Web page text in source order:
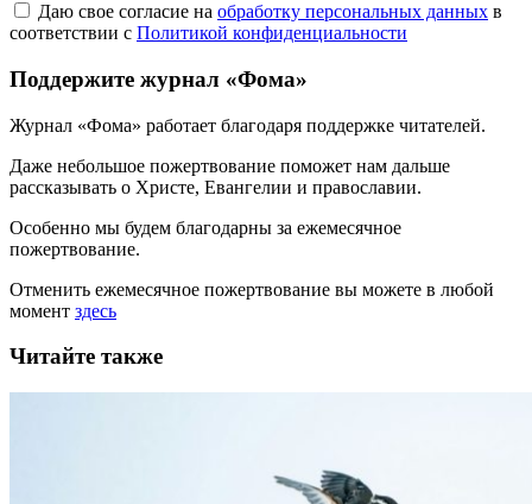
Даю свое согласие на обработку персональных данных в
соответствии с Политикой конфиденциальности
Поддержите журнал «Фома»
Журнал «Фома» работает благодаря поддержке читателей.
Даже небольшое пожертвование поможет нам дальше
рассказывать о Христе, Евангелии и православии.
Особенно мы будем благодарны за ежемесячное
пожертвование.
Отменить ежемесячное пожертвование вы можете в любой
момент здесь
Читайте также